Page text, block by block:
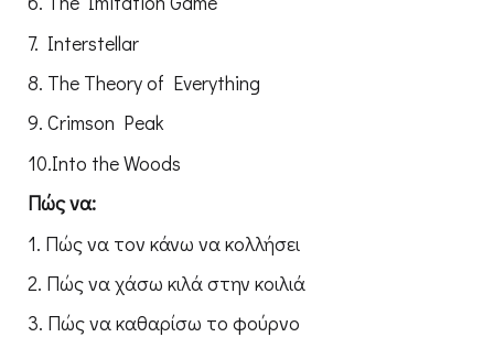
7. Interstellar
8. The Theory of Everything
9. Crimson Peak
10.Into the Woods
Πώς να:
1. Πώς να τον κάνω να κολλήσει
2. Πώς να χάσω κιλά στην κοιλιά
3. Πώς να καθαρίσω το φούρνο